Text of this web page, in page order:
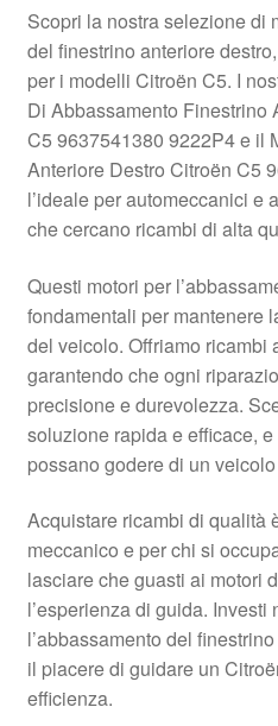
Il mio account
Pagamenti
Politica sulla riservatezza
Procedura di Reclamo
Rimostranza
Spedizione in tutto il mondo
Termini e condizioni
Scopri la nostra selezione di
del finestrino anteriore
per i modelli Citroën C5. I
Di Abbassamento Finestrino
C5 9637541380 9222P4 e il
Anteriore Destro Citroën C5
l’ideale per automeccanici e
che cercano ricambi di alta
Questi motori per
fondamentali per mantenere
del veicolo. Offriamo ricambi
garantendo che ogni
precisione e durevolezza.
soluzione rapida e efficace,
possano godere di un
Acquistare ricambi di qualità
meccanico e per chi si
lasciare che guasti ai motori
l’esperienza di guida. Investi
l’abbassamento del
il piacere di guidare un
efficienza.